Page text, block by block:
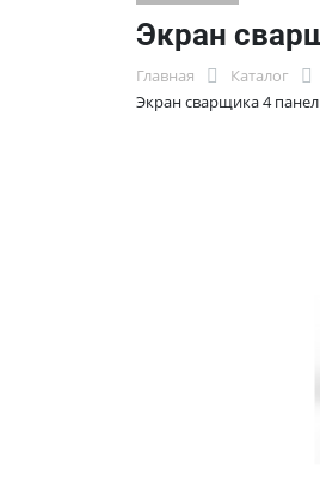
Экран
Главная Каталог
Экран сварщика 4